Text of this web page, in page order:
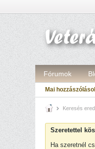
Fórumok
Mai
Keresés
Szeretettel
Ha szeretnél